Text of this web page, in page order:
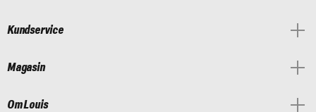
Kundservice
Magasin
Om Louis